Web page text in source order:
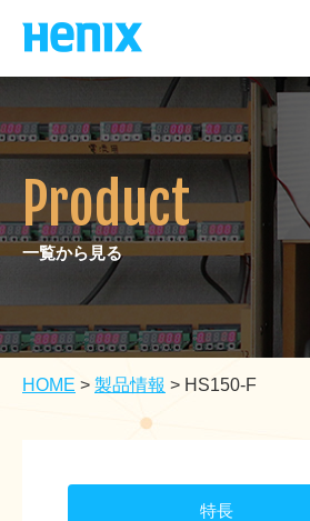
Product
一覧から見る
HOME > 製品情報 > HS150-F
特長